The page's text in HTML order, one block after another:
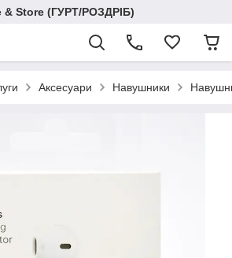
& Store (ГУРТ/РОЗДРІБ)
Аксесуари Навушники